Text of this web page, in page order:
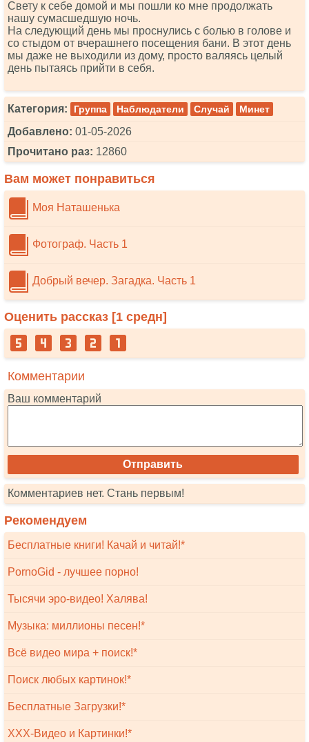
Свету к себе домой и мы пошли ко мне продолжать
нашу сумасшедшую ночь.
На следующий день мы проснулись с болью в голове и
со стыдом от вчерашнего посещения бани. В этот день
мы даже не выходили из дому, просто валяясь целый
день пытаясь прийти в себя.
Категория: Группа Наблюдатели Случай Минет
Добавлено: 01-05-2026
Прочитано раз: 12860
Вам может понравиться
Моя Наташенька
Фотограф. Часть 1
Добрый вечер. Загадка. Часть 1
Оценить рассказ [1 средн]
Комментарии
Ваш комментарий
Комментариев нет. Стань первым!
Рекомендуем
Бесплатные книги! Качай и читай!*
PornoGid - лучшее порно!
Тысячи эро-видео! Халява!
Музыка: миллионы песен!*
Всё видео мира + поиск!*
Поиск любых картинок!*
Бесплатные Загрузки!*
XXX-Видео и Картинки!*